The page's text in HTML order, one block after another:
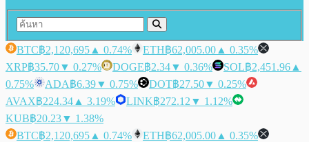
BTC฿2,120,695 ▲ 0.74% ETH฿62,005.00 ▲ 0.35%
XRP฿35.70▼ 0.27% DOGE฿2.34▼ 0.36% SOL฿2,451.96 ▲
0.75%
ADA฿6.39▼ 0.75% DOT฿27.50▼ 0.25%
AVAX฿224.34 ▲ 3.19% LINK฿272.12 ▼ 1.12%
KUB฿20.23▼ 1.38%
BTC฿2,120,695 ▲ 0.74% ETH฿62,005.00 ▲ 0.35%